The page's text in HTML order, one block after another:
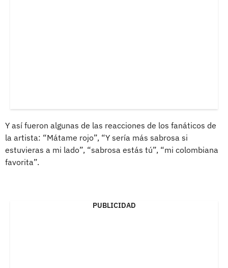
Y así fueron algunas de las reacciones de los fanáticos de
la artista: “Mátame rojo”, “Y sería más sabrosa si
estuvieras a mi lado”, “sabrosa estás tú”, “mi colombiana
favorita”.
PUBLICIDAD